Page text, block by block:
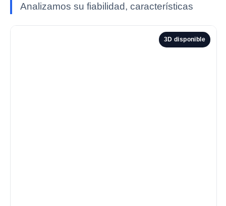
Analizamos su fiabilidad, características
3D disponible